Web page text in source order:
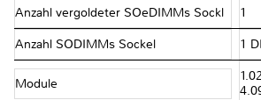
Anzahl vergoldeter SOeDIMMs Sockl 1
Anzahl SODIMMs Sockel 1
Module